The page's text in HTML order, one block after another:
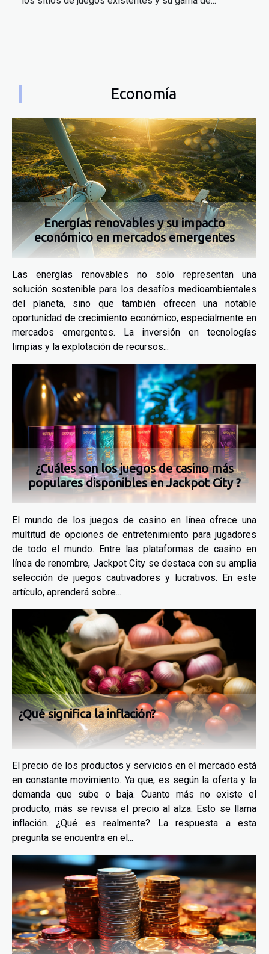
Economía
Energías renovables y su impacto
económico en mercados emergentes
Las energías renovables no solo representan una
solución sostenible para los desafíos medioambientales
del planeta, sino que también ofrecen una notable
oportunidad de crecimiento económico, especialmente en
mercados emergentes. La inversión en tecnologías
limpias y la explotación de recursos...
¿Cuáles son los juegos de casino más
populares disponibles en Jackpot City ?
El mundo de los juegos de casino en línea ofrece una
multitud de opciones de entretenimiento para jugadores
de todo el mundo. Entre las plataformas de casino en
línea de renombre, Jackpot City se destaca con su amplia
selección de juegos cautivadores y lucrativos. En este
artículo, aprenderá sobre...
¿Qué significa la inflación?
El precio de los productos y servicios en el mercado está
en constante movimiento. Ya que, es según la oferta y la
demanda que sube o baja. Cuanto más no existe el
producto, más se revisa el precio al alza. Esto se llama
inflación. ¿Qué es realmente? La respuesta a esta
pregunta se encuentra en el...